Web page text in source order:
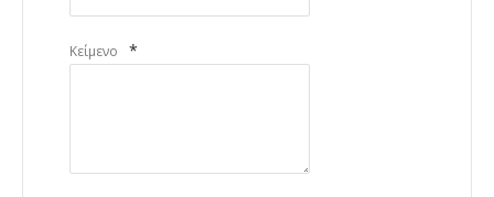
Κείμενο *